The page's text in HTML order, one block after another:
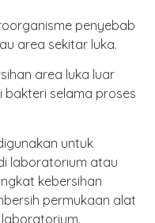
penyebab
area sekitar luka.
area luka luar
selama proses
untuk
laboratorium atau
kebersihan
permukaan alat